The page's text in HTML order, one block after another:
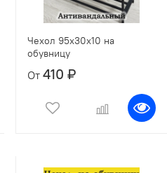
Чехол 95х30х10 на
обувницу
От 410 ₽